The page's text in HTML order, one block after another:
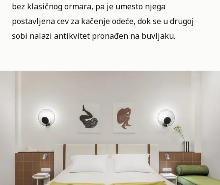
bez klasičnog ormara, pa je umesto njega
postavljena cev za kačenje odeće, dok se u drugoj
sobi nalazi antikvitet pronađen na buvljaku.